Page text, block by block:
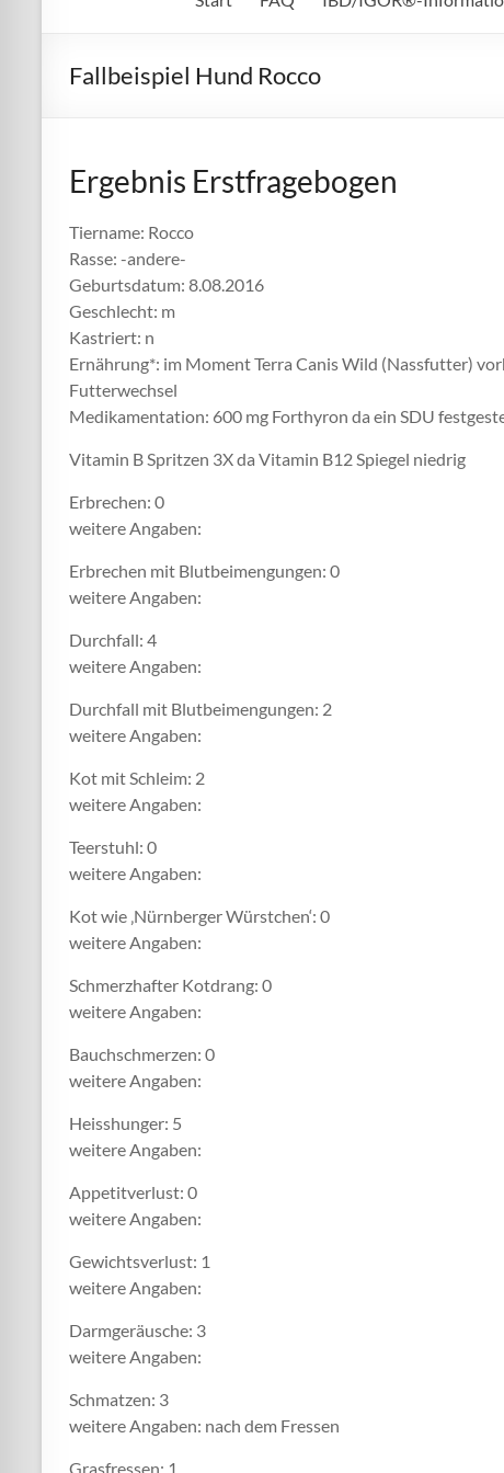
Fallbeispiel Hund Rocco
Ergebnis Erstfragebogen
Tiername: Rocco
Rasse: -andere-
Geburtsdatum: 8.08.2016
Geschlecht: m
Kastriert: n
Ernährung*: im Moment Terra Canis Wild (Nassfutter)
Futterwechsel
Medikamentation: 600 mg Forthyron da ein SDU
Vitamin B Spritzen 3X da Vitamin B12 Spiegel niedrig
Erbrechen: 0
weitere Angaben:
Erbrechen mit Blutbeimengungen: 0
weitere Angaben:
Durchfall: 4
weitere Angaben:
Durchfall mit Blutbeimengungen: 2
weitere Angaben:
Kot mit Schleim: 2
weitere Angaben:
Teerstuhl: 0
weitere Angaben:
Kot wie ‚Nürnberger Würstchen‘: 0
weitere Angaben:
Schmerzhafter Kotdrang: 0
weitere Angaben:
Bauchschmerzen: 0
weitere Angaben:
Heisshunger: 5
weitere Angaben:
Appetitverlust: 0
weitere Angaben:
Gewichtsverlust: 1
weitere Angaben:
Darmgeräusche: 3
weitere Angaben:
Schmatzen: 3
weitere Angaben: nach dem Fressen
Grasfressen: 1